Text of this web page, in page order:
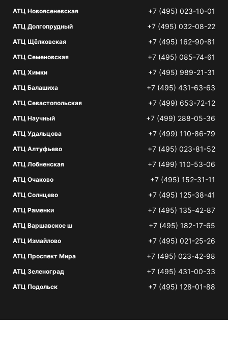
АТЦ Новоясеневская +7 (495) 023-10-01
АТЦ Долгопрудный +7 (495) 032-08-22
АТЦ Щёлковская +7 (495) 162-90-81
АТЦ Семеновская +7 (495) 085-74-61
АТЦ Химки +7 (495) 989-21-31
АТЦ Балашиха +7 (495) 431-63-63
АТЦ Севастопольская +7 (499) 653-72-12
АТЦ Научный +7 (499) 288-05-36
АТЦ Удальцова +7 (499) 110-86-79
АТЦ Алтуфьево +7 (495) 023-81-52
АТЦ Лобненская +7 (499) 110-53-06
АТЦ Очаково +7 (495) 152-31-11
АТЦ Солнцево +7 (495) 125-38-41
АТЦ Раменки +7 (495) 135-42-87
АТЦ Варшавское ш +7 (495) 182-17-65
АТЦ Измайлово +7 (495) 021-25-26
АТЦ Проспект Мира +7 (495) 023-42-98
АТЦ Зеленоград +7 (495) 431-00-33
АТЦ Подольск +7 (495) 128-01-88